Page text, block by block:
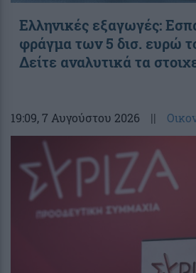
Ελληνικές εξαγωγές:
φράγμα των 5 δισ. ευρώ
Δείτε αναλυτικά τα
19:09, 7 Αυγούστου 2026 ||